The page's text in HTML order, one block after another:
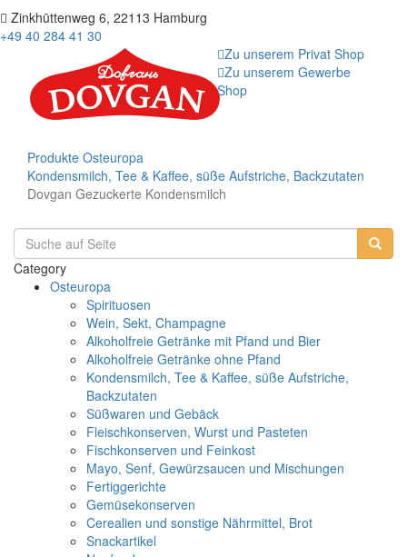
Zinkhüttenweg 6, 22113 Hamburg
+49 40 284 41 30
Zu unserem Privat Shop
Zu unserem Gewerbe
Shop
Produkte Osteuropa
Kondensmilch, Tee & Kaffee, süße Aufstriche, Backzutaten
Dovgan Gezuckerte Kondensmilch
Category
Osteuropa
Spirituosen
Wein, Sekt, Champagne
Alkoholfreie Getränke mit Pfand und Bier
Alkoholfreie Getränke ohne Pfand
Kondensmilch, Tee & Kaffee, süße Aufstriche,
Backzutaten
Süßwaren und Gebäck
Fleischkonserven, Wurst und Pasteten
Fischkonserven und Feinkost
Mayo, Senf, Gewürzsaucen und Mischungen
Fertiggerichte
Gemüsekonserven
Cerealien und sonstige Nährmittel, Brot
Snackartikel